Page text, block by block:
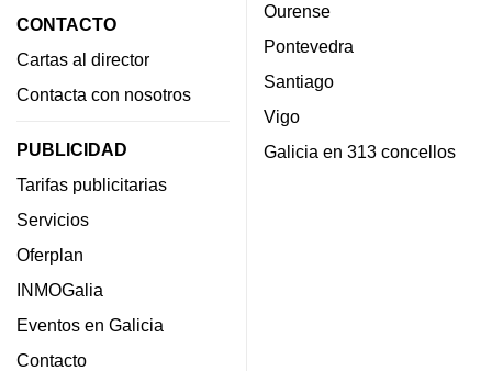
CONTACTO
Cartas al director
Contacta con nosotros
PUBLICIDAD
Tarifas publicitarias
Servicios
Oferplan
INMOGalia
Eventos en Galicia
Contacto
Ourense
Pontevedra
Santiago
Vigo
Galicia en 313 concellos